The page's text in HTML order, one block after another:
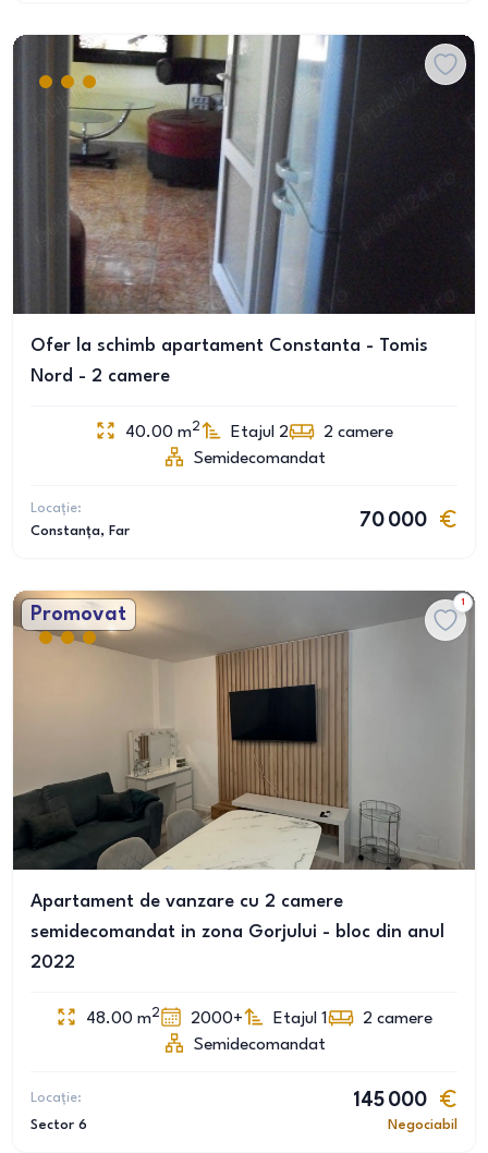
Ofer la schimb apartament Constanta - Tomis
Nord - 2 camere
40.00 m2 Etajul 2 2 camere
Semidecomandat
Locație:
Constanța, Far
70 000
Promovat
1
Apartament de vanzare cu 2 camere
semidecomandat in zona Gorjului - bloc din anul
2022
48.00 m2 2000+ Etajul 1 2 camere
Semidecomandat
Locație:
Sector 6
145 000
Negociabil